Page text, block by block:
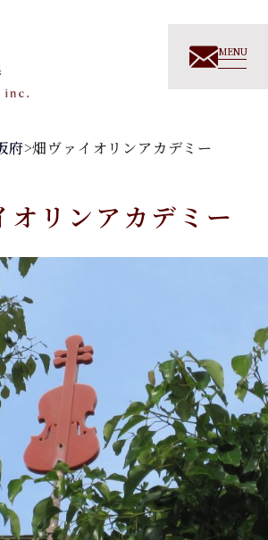
MENU
府>畑ヴァイオリンアカデミー
オリンアカデミー